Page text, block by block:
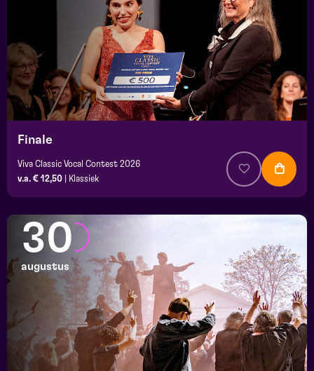
Finale
Viva Classic Vocal Contest 2026
v.a. € 12,50
Klassiek
30
augustus